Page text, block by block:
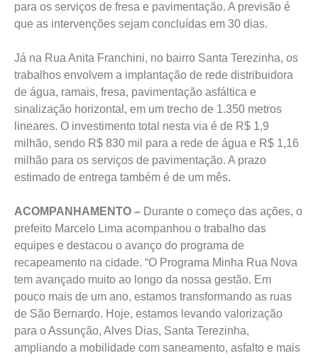
para os serviços de fresa e pavimentação. A previsão é
que as intervenções sejam concluídas em 30 dias.
Já na Rua Anita Franchini, no bairro Santa Terezinha, os
trabalhos envolvem a implantação de rede distribuidora
de água, ramais, fresa, pavimentação asfáltica e
sinalização horizontal, em um trecho de 1.350 metros
lineares. O investimento total nesta via é de R$ 1,9
milhão, sendo R$ 830 mil para a rede de água e R$ 1,16
milhão para os serviços de pavimentação. A prazo
estimado de entrega também é de um mês.
ACOMPANHAMENTO – Durante o começo das ações, o
prefeito Marcelo Lima acompanhou o trabalho das
equipes e destacou o avanço do programa de
recapeamento na cidade. “O Programa Minha Rua Nova
tem avançado muito ao longo da nossa gestão. Em
pouco mais de um ano, estamos transformando as ruas
de São Bernardo. Hoje, estamos levando valorização
para o Assunção, Alves Dias, Santa Terezinha,
ampliando a mobilidade com saneamento, asfalto e mais